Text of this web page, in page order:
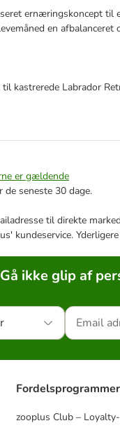
ernæringskoncept
en afbalanceret
kastrerede Labrador
er gældende
seneste 30 dage.
til direkte
kundeservice.
ikke glip af
Fordelsprogrammer
zooplus Club –